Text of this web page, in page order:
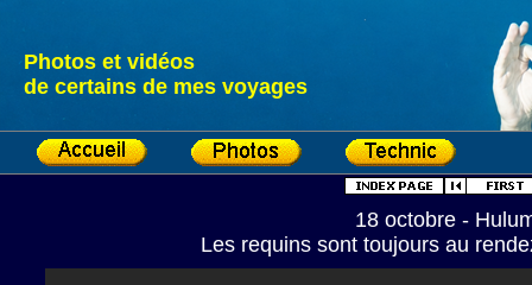
Photos et vidéos
de certains de mes voyages